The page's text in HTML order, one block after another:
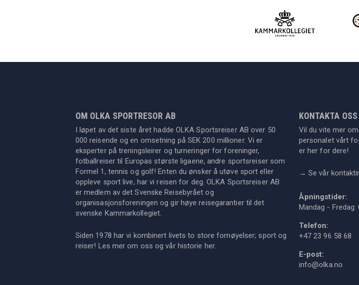
OM OLKA SPORTRESOR AB
I løpet av det siste året hadde OLKA Sportsreiser AB over 50
000 reisende og en omsetning på SEK 200 millioner. Vi er
eksperter på treningsleirer og turneringer for foreninger,
fotballreiser til Europas største ligaene, andre sportsreiser som
Formel 1, tennis og golf! Enten du ønsker å utøve sport eller
oppleve sport live, har vi reisen for deg. OLKA Sportsreiser AB
er medlem av det Svenske Reisebyrået og
organisasjonsforeningen og gir høye reisegarantier til det
svenske Kammarkollegiet.
Siden 1978 har vi kombinert livets to store fornøyelser; sport og
reiser! Les mer om oss og vår historie her.
KONTAKTA OSS
Vil du vite mer
personalet vårt
er her for dere!
→ Se vår
Åpningstider:
Mandag - Fredag:
Telefon:
+47 23 96 58 68
E-post:
info@olka.no